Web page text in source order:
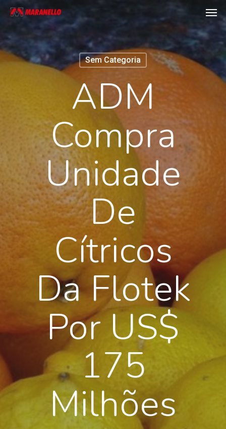
Skip
main
content
Sem Categoria
ADM
Compra
Unidade
De
Cítricos
Da Flotek
Por US$
175
Milhões